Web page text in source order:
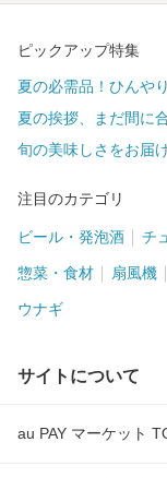
ピックアップ特集
夏の必需品！ひんや
夏の挨拶、まだ間に
旬の美味しさをお届
注目のカテゴリ
ビール・発泡酒 チ
惣菜・食材 扇風機
ウナギ
サイトについて
au PAY マーケット